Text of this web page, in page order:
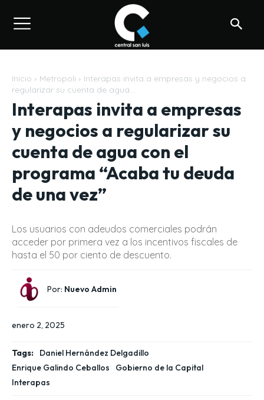
Inicio Metropoli
Interapas invita a empresas y negocios a
regularizar su cuenta de agua...
Interapas invita a empresas
y negocios a regularizar su
cuenta de agua con el
programa “Acaba tu deuda
de una vez”
Los usuarios con adeudos comerciales podrán
acceder por primera vez a los incentivos fiscales de
hasta el 50 por ciento de descuento.
Por: Nuevo Admin
enero 2, 2025
Tags:
Daniel Hernández Delgadillo
Enrique Galindo Ceballos
Gobierno de la Capital
Interapas